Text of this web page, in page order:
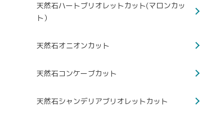
天然石ハートブリオレットカット(マロンカッ
ト）
天然石オニオンカット
天然石コンケーブカット
天然石シャンデリアブリオレットカット